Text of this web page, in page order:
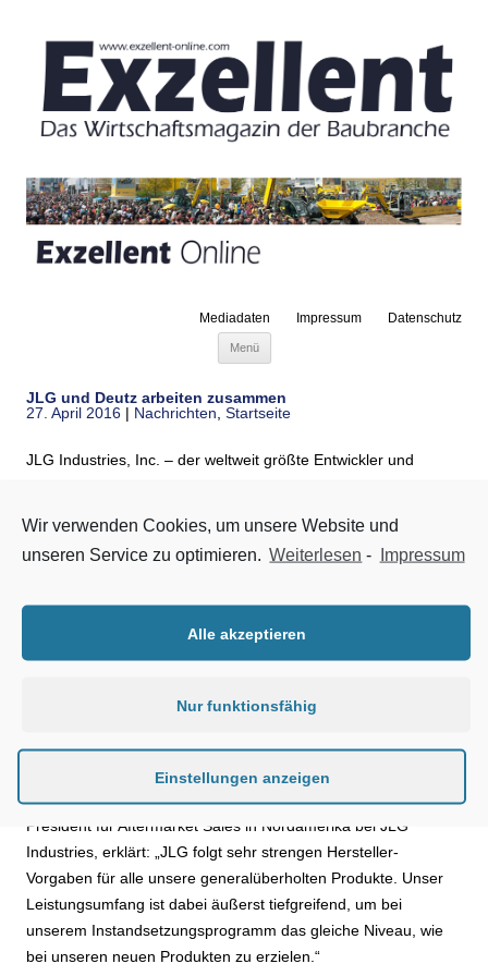
Mediadaten Impressum Datenschutz
Menü
JLG und Deutz arbeiten zusammen
27. April 2016 | Nachrichten Startseite
JLG Industries, Inc. – der weltweit größte Entwickler und
bei Austauschmotoren. Für die Hubarbeitsbühnen-
Instandsetzung liefert die DEUTZ Tochtergesellschaft dazu
Pennsylvania, betreibt JLG ein Programm zur Instandsetzung
Georgia (USA). Um einen soliden Start des Programms zu
gewährleisten, wurden zusätzliche Mitarbeiter eingestellt und
die Betriebsausstattung erweitert. Christopher Mellott, Vice
President für Aftermarket Sales in Nordamerika bei JLG
Industries, erklärt: „JLG folgt sehr strengen Hersteller-
Vorgaben für alle unsere generalüberholten Produkte. Unser
Leistungsumfang ist dabei äußerst tiefgreifend, um bei
unserem Instandsetzungsprogramm das gleiche Niveau, wie
bei unseren neuen Produkten zu erzielen.“
Wir verwenden Cookies, um unsere Website und
unseren Service zu optimieren. Weiterlesen - Impressum
Alle akzeptieren
Nur funktionsfähig
Einstellungen anzeigen